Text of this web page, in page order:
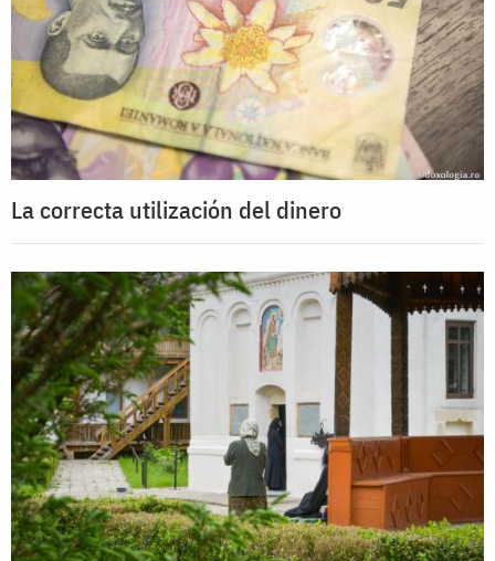
La correcta utilización del dinero